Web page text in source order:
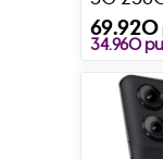
69.920
34.960